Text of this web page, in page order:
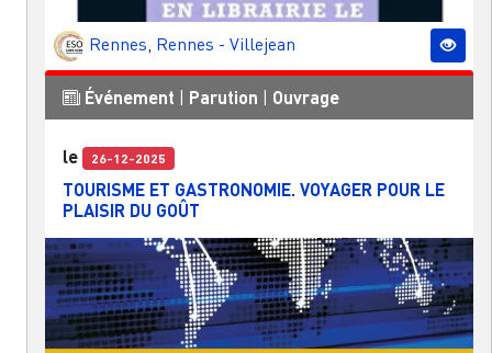
Rennes, Rennes - Villejean
Événement Parution Ouvrage
le 26-12-2025
TOURISME ET GASTRONOMIE. VOYAGER POUR LE
PLAISIR DU GOÛT